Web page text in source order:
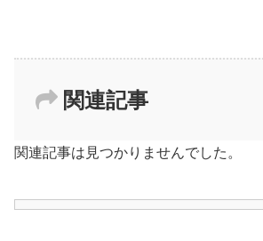
関連記事
関連記事は見つかりませんでした。